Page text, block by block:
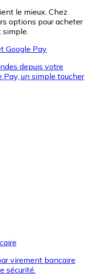
en espèces et d'autres
pour acheter
le mieux. Chez
options pour acheter
Google Pay
depuis votre
Pay, un simple toucher
virement bancaire
sécurité.